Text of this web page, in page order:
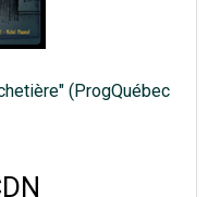
(ProgQuébec